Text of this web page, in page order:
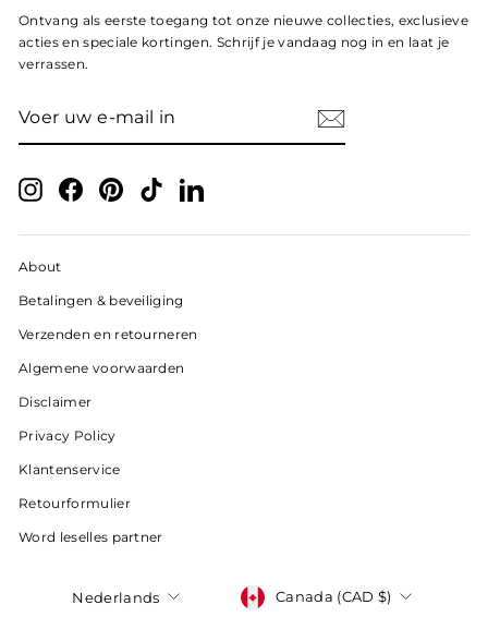
Ontvang als eerste toegang tot onze nieuwe collecties, exclusieve
acties en speciale kortingen. Schrijf je vandaag nog in en laat je
verrassen.
UW
InstagramFacebookPinterestTikTokLinkedIn
About
Betalingen & beveiliging
Verzenden en retourneren
Algemene voorwaarden
Disclaimer
Privacy Policy
Klantenservice
Retourformulier
Word leselles partner
Taal
Nederlands ValutaCanada (CAD $)